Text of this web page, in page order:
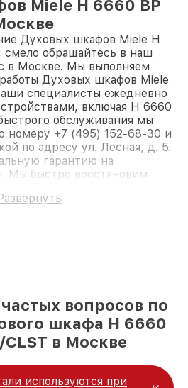
Miele H 6660 BP
Духовых шкафов Miele H
смело обращайтесь в наш
в Москве. Мы выполняем
Духовых шкафов Miele
специалисты ежедневно
включая H 6660
обслуживания мы
номеру +7 (495) 152-68-30 и
по адресу ул. Лесная, д. 5.
гарантию на
Мы быстро восстановим
вопросов по
шкафа H 6660
CLST в Москве
используются при